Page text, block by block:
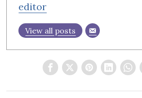
editor
View all posts